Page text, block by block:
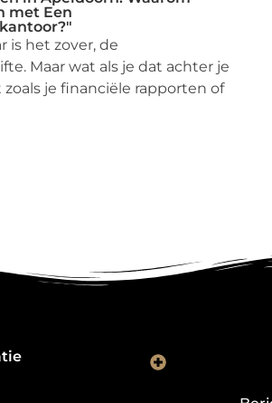
met Een
is het zover, de
Maar wat als je dat achter je
zoals je financiële rapporten of